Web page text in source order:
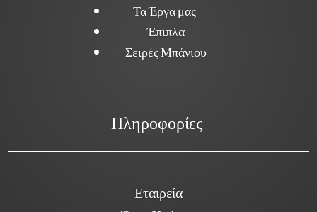
Τα Έργα μας
Έπιπλα
Σειρές Μπάνιου
Πληροφορίες
Εταιρεία